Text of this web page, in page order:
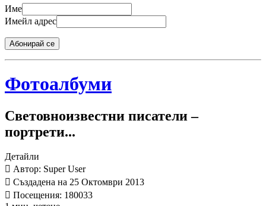
Име
Имейл адрес
Абонирай се
Фотоалбуми
Световноизвестни писатели –
портрети...
Детайли
Автор: Super User
Създадена на 25 Октомври 2013
Посещения: 180033